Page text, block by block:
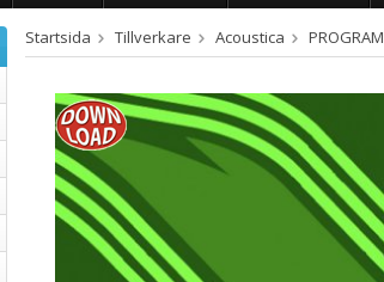
Startsida Tillverkare Acoustica PROGRAM